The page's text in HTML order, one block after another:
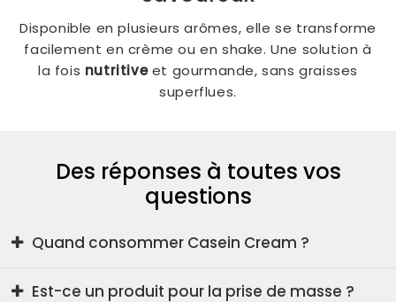
Disponible en plusieurs arômes, elle se transforme
facilement en crème ou en shake. Une solution à
la fois nutritiveet gourmande, sans graisses
superflues.
Des réponses à toutes vos
questions
Quand consommer Casein Cream ?
Est-ce un produit pour la prise de masse ?